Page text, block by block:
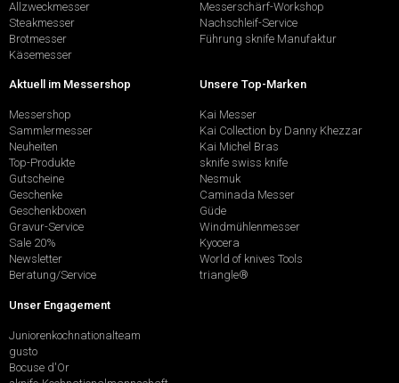
Allzweckmesser
Steakmesser
Brotmesser
Käsemesser
Messerschärf-Workshop
Nachschleif-Service
Führung sknife Manufaktur
Aktuell im Messershop
Messershop
Sammlermesser
Neuheiten
Top-Produkte
Gutscheine
Geschenke
Geschenkboxen
Gravur-Service
Sale 20%
Newsletter
Beratung/Service
Unsere Top-Marken
Kai Messer
Kai Collection by Danny Khezzar
Kai Michel Bras
sknife swiss knife
Nesmuk
Caminada Messer
Güde
Windmühlenmesser
Kyocera
World of knives Tools
triangle®
Unser Engagement
Juniorenkochnationalteam
gusto
Bocuse d'Or